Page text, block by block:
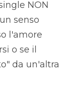
NON
senso
l'amore
o se il
da un'altra